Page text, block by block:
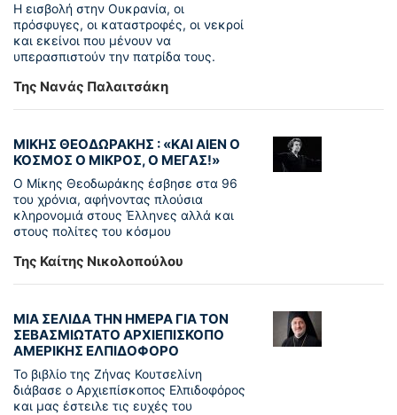
Η εισβολή στην Ουκρανία, οι
πρόσφυγες, οι καταστροφές, οι νεκροί
και εκείνοι που μένουν να
υπερασπιστούν την πατρίδα τους.
Της Νανάς Παλαιτσάκη
ΜΙΚΗΣ ΘΕΟΔΩΡΑΚΗΣ : «KAI ΑΙΕΝ Ο
ΚΟΣΜΟΣ Ο ΜΙΚΡΟΣ, Ο ΜΕΓΑΣ!»
Ο Μίκης Θεοδωράκης έσβησε στα 96
του χρόνια, αφήνοντας πλούσια
κληρονομιά στους Έλληνες αλλά και
στους πολίτες του κόσμου
Της Καίτης Νικολοπούλου
ΜΙΑ ΣΕΛΙΔΑ ΤΗΝ ΗΜΕΡΑ ΓΙΑ ΤΟΝ
ΣΕΒΑΣΜΙΩΤΑΤΟ ΑΡΧΙΕΠΙΣΚΟΠΟ
ΑΜΕΡΙΚΗΣ ΕΛΠΙΔΟΦΟΡΟ
Το βιβλίο της Ζήνας Κουτσελίνη
διάβασε ο Αρχιεπίσκοπος Ελπιδοφόρος
και μας έστειλε τις ευχές του